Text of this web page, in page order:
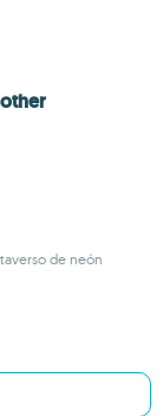
de neón